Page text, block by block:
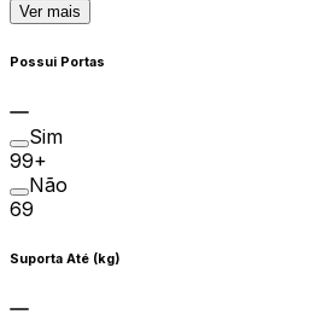
Ver mais
Possui Portas
Sim
99+
Não
69
Suporta Até (kg)